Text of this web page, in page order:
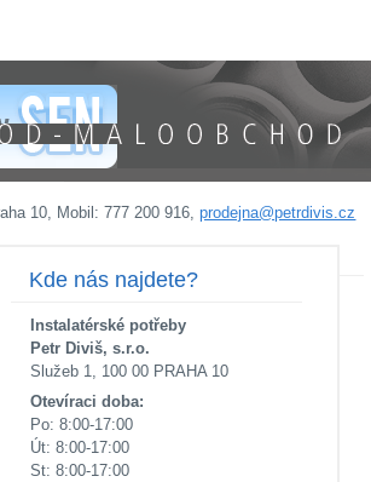
10, Mobil: 777 200 916,prodejna@petrdivis.cz
Kde nás najdete?
Instalatérské potřeby
Petr Diviš, s.r.o.
Služeb 1, 100 00 PRAHA 10
Otevíraci doba:
Po: 8:00-17:00
Út: 8:00-17:00
St: 8:00-17:00